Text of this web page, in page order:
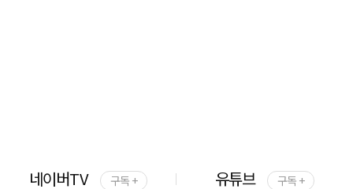
네이버TV 구독 + 유튜브 구독 +